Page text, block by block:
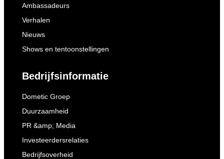
Ambassadeurs
Verhalen
Nieuws
Shows en tentoonstellingen
Bedrijfsinformatie
Dometic Groep
Duurzaamheid
PR &amp; Media
Investeerdersrelaties
Bedrijfsoverheid